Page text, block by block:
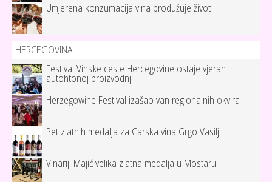
Umjerena konzumacija vina produžuje život
HERCEGOVINA
Festival Vinske ceste Hercegovine ostaje vjeran
autohtonoj proizvodnji
Herzegowine Festival izašao van regionalnih okvira
Pet zlatnih medalja za Carska vina Grgo Vasilj
Vinariji Majić velika zlatna medalja u Mostaru